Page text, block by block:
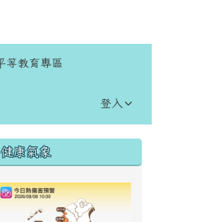
等教育專區
登入
邊區域內容
健康氣象